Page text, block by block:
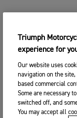
Triumph
experience for
Our website uses
navigation on the
based commercial
Some are necessary
switched off, and
You may accept all